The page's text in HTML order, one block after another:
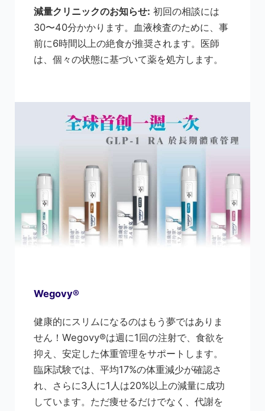
減量クリニックのお知らせ: 初回の相談には
30〜40分かかります。血液検査のために、事
前に6時間以上の絶食が推奨されます。医師
は、個々の状態に基づいて薬を処方します。
Wegovy®
健康的にスリムになるのはもう夢ではありま
せん！Wegovy®は週に1回の注射で、食欲を
抑え、安定した体重管理をサポートします。
臨床試験では、平均17%の体重減少が確認さ
れ、さらに3人に1人は20%以上の減量に成功
しています。ただ痩せるだけでなく、代謝を